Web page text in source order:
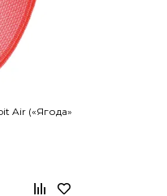
Air («Ягода»